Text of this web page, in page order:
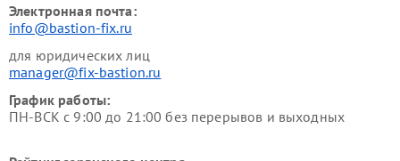
Электронная почта:
info@bastion-fix.ru
для юридических лиц
manager@fix-bastion.ru
График работы:
ПН-ВСК с 9:00 до 21:00 без перерывов и выходных